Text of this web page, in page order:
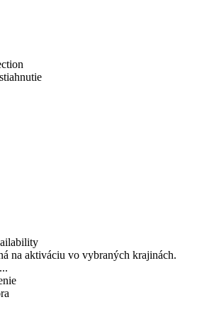
na aktiváciu vo vybraných krajinách.